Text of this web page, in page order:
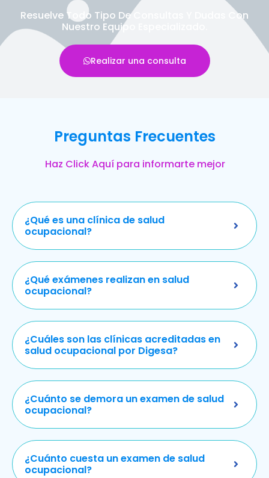
Resuelve Todo Tipo De Consultas Y Dudas Con
Nuestro Equipo Especializado.
Realizar una consulta
Preguntas Frecuentes
Haz Click Aquí para informarte mejor
¿Qué es una clínica de salud
ocupacional?
¿Qué exámenes realizan en salud
ocupacional?
¿Cuáles son las clínicas acreditadas en
salud ocupacional por Digesa?
¿Cuánto se demora un examen de salud
ocupacional?
¿Cuánto cuesta un examen de salud
ocupacional?